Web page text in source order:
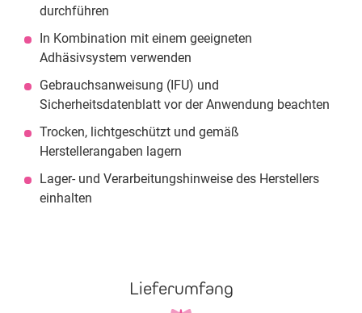
durchführen
In Kombination mit einem geeigneten
Adhäsivsystem verwenden
Gebrauchsanweisung (IFU) und
Sicherheitsdatenblatt vor der Anwendung beachten
Trocken, lichtgeschützt und gemäß
Herstellerangaben lagern
Lager- und Verarbeitungshinweise des Herstellers
einhalten
Lieferumfang